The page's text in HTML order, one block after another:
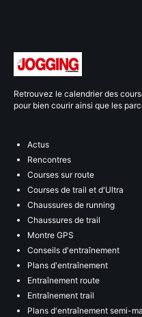
Retrouvez le calendrier des
pour bien courir ainsi que les
Actus
Rencontres
Courses sur route
Courses de trail et d'Ultra
Chaussures de running
Chaussures de trail
Montre GPS
Conseils d'entraînement
Plans d'entraînement
Entraînement route
Entraînement trail
Plans d'entraînement semi-